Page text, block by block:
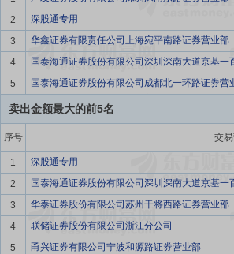
2
深股通专用
3
华鑫证券有限责任公司上海宛平南路证券营业部
4
国泰海通证券股份有限公司深圳深南大道京基一
5
国泰海通证券股份有限公司成都北一环路证券营
卖出金额最大的前5名
序号 交
1
深股通专用
2
国泰海通证券股份有限公司深圳深南大道京基一
3
华泰证券股份有限公司苏州干将西路证券营业部
4
联储证券股份有限公司浙江分公司
5
甬兴证券有限公司宁波和源路证券营业部